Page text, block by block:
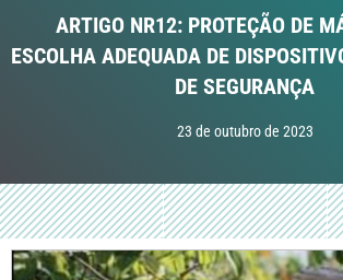
ARTIGO NR12: PROTEÇÃO DE
ESCOLHA ADEQUADA DE
DE SEGURANÇA
23 de outubro de 2023